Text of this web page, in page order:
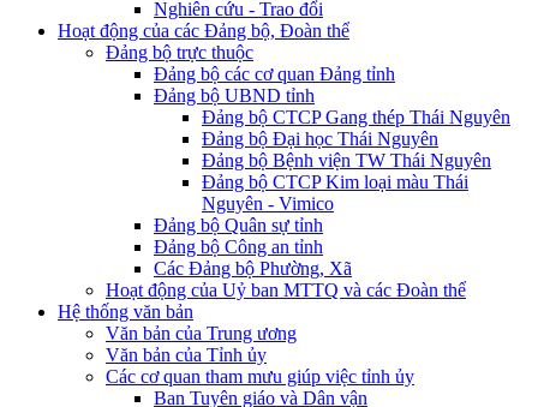
Nghiên cứu - Trao đổi
Hoạt động của các Đảng bộ, Đoàn thể
Đảng bộ trực thuộc
Đảng bộ các cơ quan Đảng tỉnh
Đảng bộ UBND tỉnh
Đảng bộ CTCP Gang thép Thái Nguyên
Đảng bộ Đại học Thái Nguyên
Đảng bộ Bệnh viện TW Thái Nguyên
Đảng bộ CTCP Kim loại màu Thái
Nguyên - Vimico
Đảng bộ Quân sự tỉnh
Đảng bộ Công an tỉnh
Các Đảng bộ Phường, Xã
Hoạt động của Uỷ ban MTTQ và các Đoàn thể
Hệ thống văn bản
Văn bản của Trung ương
Văn bản của Tỉnh ủy
Các cơ quan tham mưu giúp việc tỉnh ủy
Ban Tuyên giáo và Dân vận